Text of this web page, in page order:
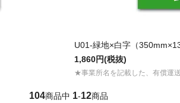
U01-緑地×白字（
1,860円(税抜)
★事業所名を記載した、有償運
104商品中 1-12商品